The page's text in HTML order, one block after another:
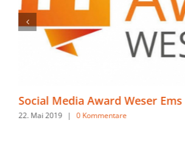
Let’s talk
19. Juli 2018